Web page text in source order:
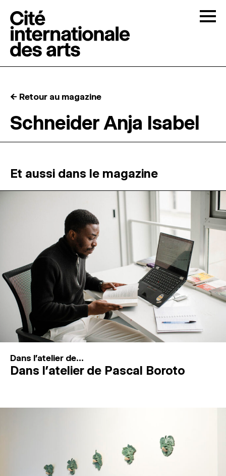
RÉSIDENCES ↓
ATELIERS OUVERTS
ESPACES DE PRATIQUE ARTISTIQUE ↓
Recherche
Connexion
↓
← Retour au magazine
Schneider Anja Isabel
Et aussi dans le magazine
Dans l'atelier de...
Dans l’atelier de Pascal Boroto